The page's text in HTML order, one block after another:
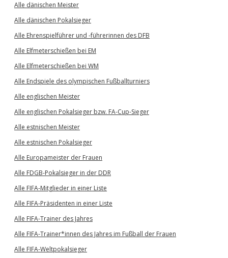
Alle dänischen Meister
Alle dänischen Pokalsieger
Alle Ehrenspielführer und -führerinnen des DFB
Alle Elfmeterschießen bei EM
Alle Elfmeterschießen bei WM
Alle Endspiele des olympischen Fußballturniers
Alle englischen Meister
Alle englischen Pokalsieger bzw. FA-Cup-Sieger
Alle estnischen Meister
Alle estnischen Pokalsieger
Alle Europameister der Frauen
Alle FDGB-Pokalsieger in der DDR
Alle FIFA-Mitglieder in einer Liste
Alle FIFA-Präsidenten in einer Liste
Alle FIFA-Trainer des Jahres
Alle FIFA-Trainer*innen des Jahres im Fußball der Frauen
Alle FIFA-Weltpokalsieger